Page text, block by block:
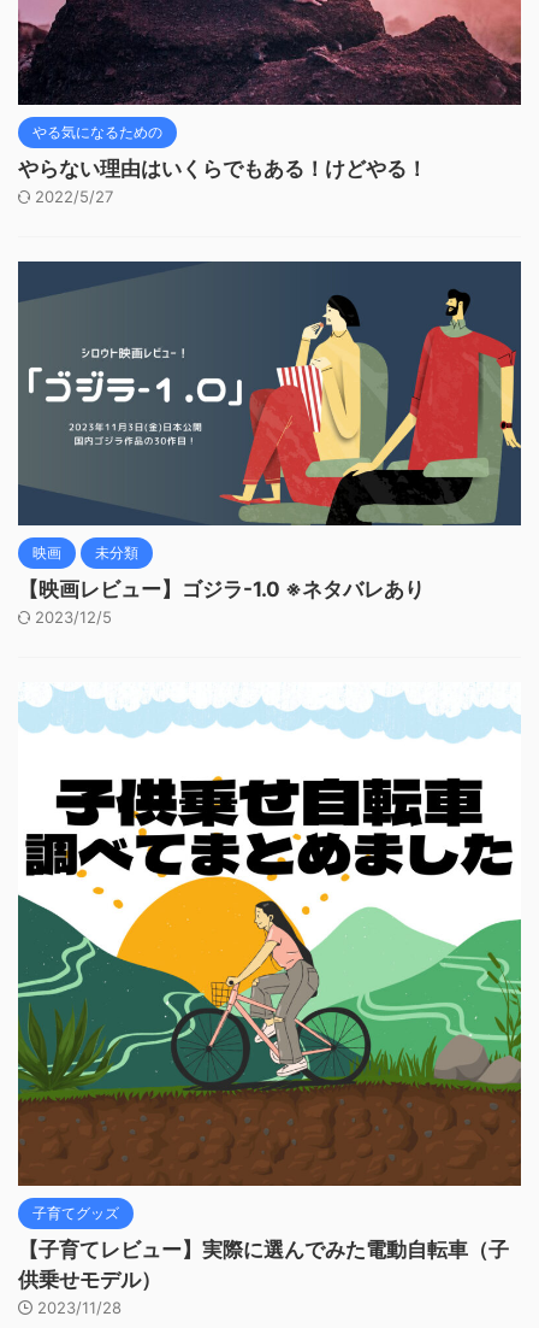
やる気になるための
やらない理由はいくらでもある！けどやる！
2022/5/27
映画 未分類
【映画レビュー】ゴジラ-1.0 ※ネタバレあり
2023/12/5
子育てグッズ
【子育てレビュー】実際に選んでみた電動自転車（子
供乗せモデル）
2023/11/28